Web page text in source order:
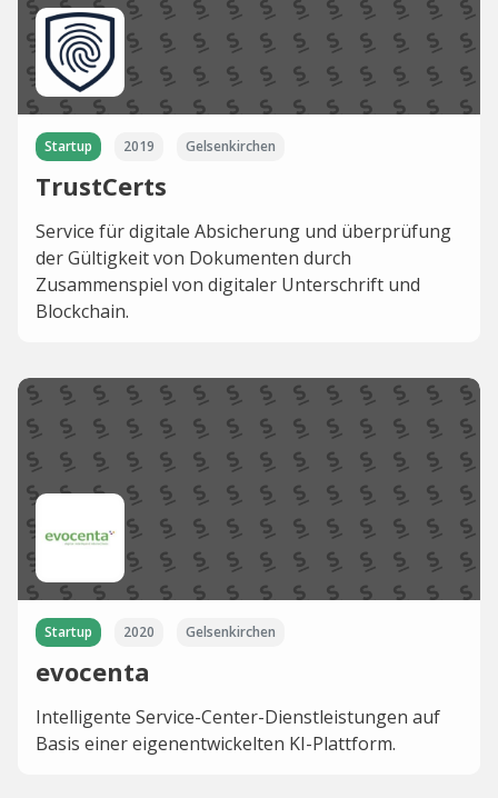
Startup 2019 Gelsenkirchen
TrustCerts
Service für digitale Absicherung und überprüfung
der Gültigkeit von Dokumenten durch
Zusammenspiel von digitaler Unterschrift und
Blockchain.
Startup 2020 Gelsenkirchen
evocenta
Intelligente Service-Center-Dienstleistungen auf
Basis einer eigenentwickelten KI-Plattform.